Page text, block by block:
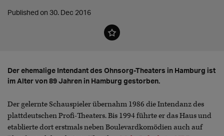
Published on 30. Dec 2016
Der ehemalige Intendant des Ohnsorg-Theaters in Hamburg ist
im Alter von 89 Jahren in Hamburg gestorben.
Der gelernte Schauspieler übernahm 1986 die Intendanz des
plattdeutschen Profi-Theaters. Bis 1994 führte er das Haus und
etablierte dort erstmals neben Boulevardkomödien auch auf